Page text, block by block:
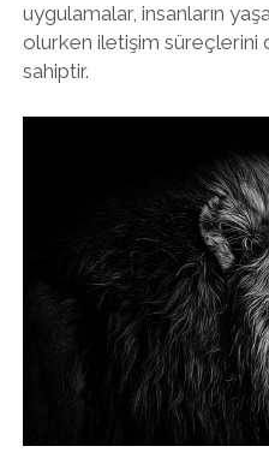
uygulamalar, insanların
olurken iletişim süreçlerini
sahiptir.